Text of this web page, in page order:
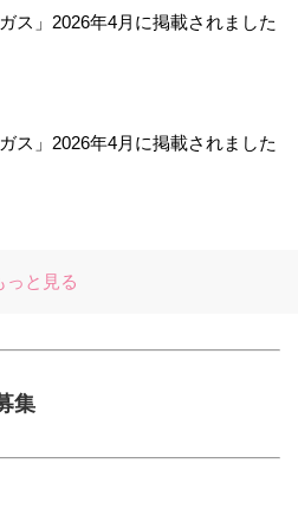
ス」2026年4月に掲載されました
ス」2026年4月に掲載されました
っと見る
集